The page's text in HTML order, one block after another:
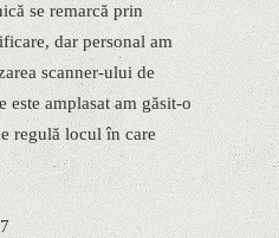
se remarcă prin
dar personal am
scanner-ului de
este amplasat am găsit-o
regulă locul în care